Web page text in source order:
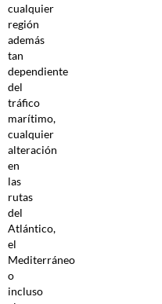
cualquier
región
además
tan
dependiente
del
tráfico
marítimo,
cualquier
alteración
en
las
rutas
del
Atlántico,
el
Mediterráneo
o
incluso